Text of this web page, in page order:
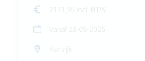
2171,95 incl. BTW
Vanaf 28-09-2026
Kortrijk